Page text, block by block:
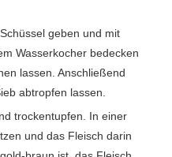
Wasserkocher bedecken
lassen. Anschließend
abtropfen lassen.
und das Fleisch darin